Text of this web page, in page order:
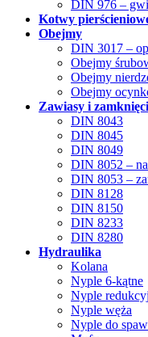
DIN 976 –
Kotwy
Obejmy
DIN 3017 –
Obejmy
Obejmy
Obejmy
Zawiasy i
DIN 8043
DIN 8045
DIN 8049
DIN 8052 –
DIN 8053 –
DIN 8128
DIN 8150
DIN 8233
DIN 8280
Hydraulika
Kolana
Nyple 6-kątne
Nyple
Nyple węża
Nyple do